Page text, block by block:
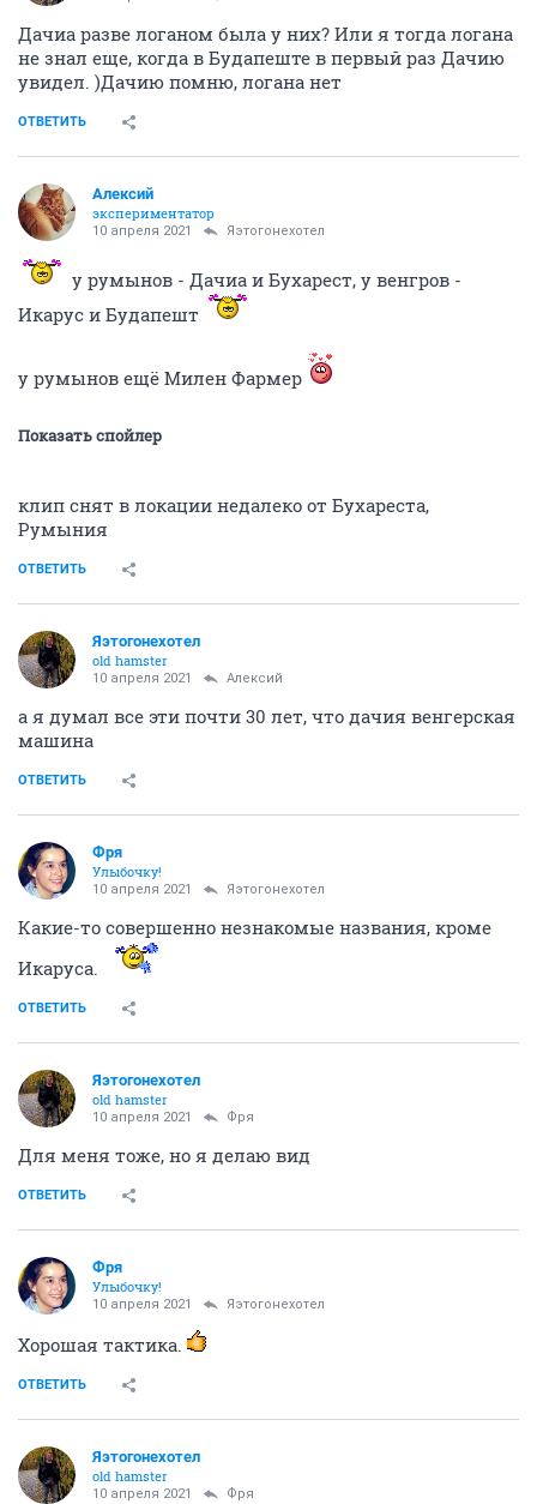
Дачиа разве логаном была у них? Или я тогда логана
не знал еще, когда в Будапеште в первый раз Дачию
увидел. )Дачию помню, логана нет
ОТВЕТИТЬ
Алексий
экспериментатор
10 апреля 2021 Яэтогонехотел
у румынов - Дачиа и Бухарест, у венгров -
Икарус и Будапешт
у румынов ещё Милен Фармер
Показать спойлер
клип снят в локации недалеко от Бухареста,
Румыния
ОТВЕТИТЬ
Яэтогонехотел
old hamster
10 апреля 2021 Алексий
а я думал все эти почти 30 лет, что дачия венгерская
машина
ОТВЕТИТЬ
Фря
Улыбочку!
10 апреля 2021 Яэтогонехотел
Какие-то совершенно незнакомые названия, кроме
Икаруса.
ОТВЕТИТЬ
Яэтогонехотел
old hamster
10 апреля 2021 Фря
Для меня тоже, но я делаю вид
ОТВЕТИТЬ
Фря
Улыбочку!
10 апреля 2021 Яэтогонехотел
Хорошая тактика.
ОТВЕТИТЬ
Яэтогонехотел
old hamster
10 апреля 2021 Фря